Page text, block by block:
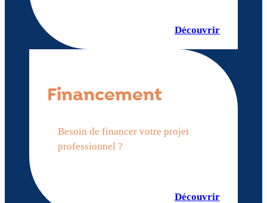
Découvrir
Financement
Besoin de financer votre projet
professionnel ?
Découvrir